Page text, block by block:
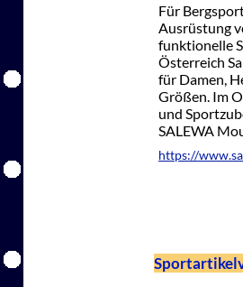
Für
Ausrüstung
funktionelle
Österreich
für Damen,
Größen. Im
und
SALEWA
https://